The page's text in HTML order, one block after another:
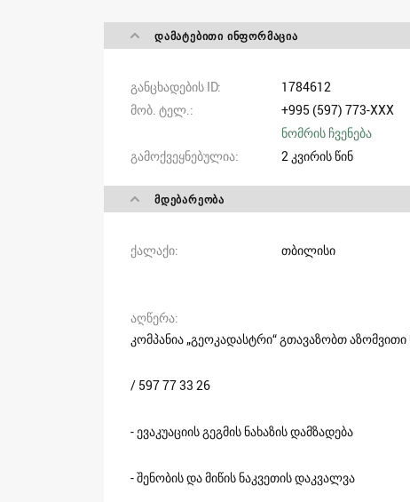
ᲓᲐᲛᲐᲢᲔᲑᲘᲗᲘ ᲘᲜᲤᲝᲠᲛᲐᲪᲘᲐ
განცხადების ID
1784612
მობ. ტელ.
+995 (597) 773-XXX
ნომრის ჩვენება
გამოქვეყნებულია
2 კვირის წინ
ᲛᲓᲔᲑᲐᲠᲔᲝᲑᲐ
ქალაქი თბილისი
აღწერა
კომპანია „გეოკადასტრი“ გთავაზობთ
/ 597 77 33 26
- ევაკუაციის გეგმის ნახაზის დამზადება
- შენობის და მიწის ნაკვეთის დაკვალვა